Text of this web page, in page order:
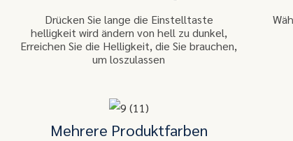
Drücken Sie lange die Einstelltaste
helligkeit wird ändern von hell zu dunkel,
Erreichen Sie die Helligkeit, die Sie brauchen,
um loszulassen
Mehrere Produktfarben